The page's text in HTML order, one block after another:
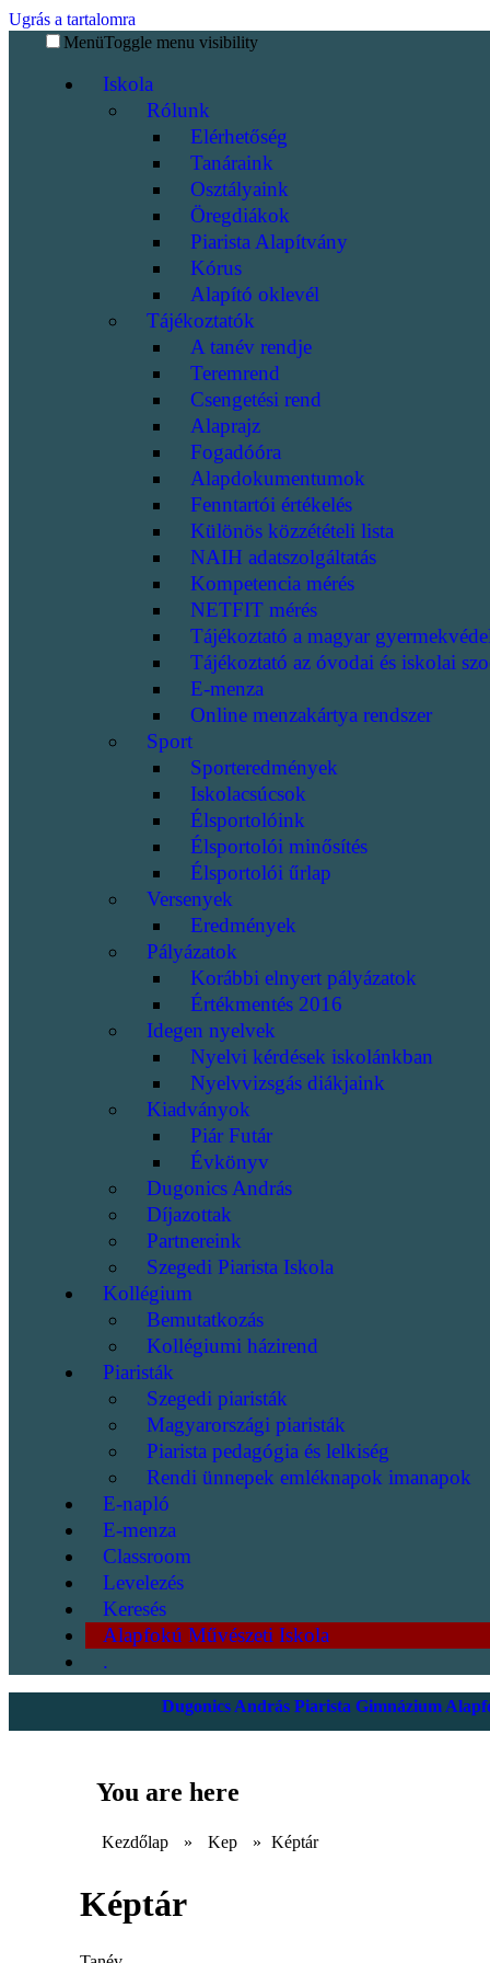
Ugrás a tartalomra
MenüToggle menu visibility
Iskola
Rólunk
Elérhetőség
Tanáraink
Osztályaink
Öregdiákok
Piarista Alapítvány
Kórus
Alapító oklevél
Tájékoztatók
A tanév rendje
Teremrend
Csengetési rend
Alaprajz
Fogadóóra
Alapdokumentumok
Fenntartói értékelés
Különös közzétételi lista
NAIH adatszolgáltatás
Kompetencia mérés
NETFIT mérés
Tájékoztató a magyar
Tájékoztató az óvodai és iskolai
E-menza
Online menzakártya rendszer
Sport
Sporteredmények
Iskolacsúcsok
Élsportolóink
Élsportolói minősítés
Élsportolói űrlap
Versenyek
Eredmények
Pályázatok
Korábbi elnyert pályázatok
Értékmentés 2016
Idegen nyelvek
Nyelvi kérdések iskolánkban
Nyelvvizsgás diákjaink
Kiadványok
Piár Futár
Évkönyv
Dugonics András
Díjazottak
Partnereink
Szegedi Piarista Iskola
Kollégium
Bemutatkozás
Kollégiumi házirend
Piaristák
Szegedi piaristák
Magyarországi piaristák
Piarista pedagógia és lelkiség
Rendi ünnepek emléknapok imanapok
E-napló
E-menza
Classroom
Levelezés
Keresés
Alapfokú Művészeti Iskola
.
Dugonics András Piarista Gimnázium
You are here
Kezdőlap » Kep » Képtár
Képtár